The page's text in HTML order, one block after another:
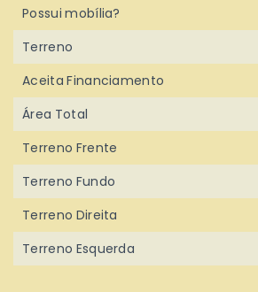
Possui mobília?
Terreno
Aceita Financiamento
Área Total
Terreno Frente
Terreno Fundo
Terreno Direita
Terreno Esquerda